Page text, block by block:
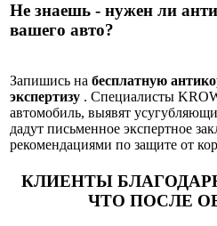
Не знаешь - нужен ли
вашего авто?
Запишись на бесплатную
экспертизу . Специалисты
автомобиль, выявят
дадут письменное экспертное
рекомендациями по защите от
КЛИЕНТЫ
ЧТО ПОСЛЕ